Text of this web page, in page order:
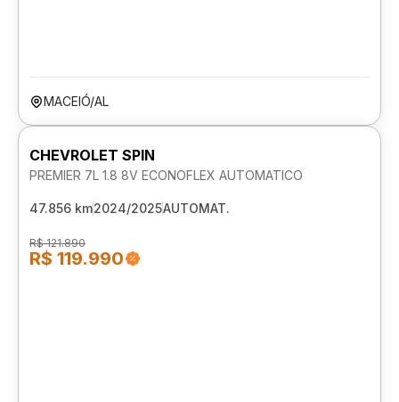
MACEIÓ/AL
CHEVROLET SPIN
PREMIER 7L 1.8 8V ECONOFLEX AUTOMATICO
47.856 km2024/2025AUTOMAT.
R$ 121.890
R$ 119.990